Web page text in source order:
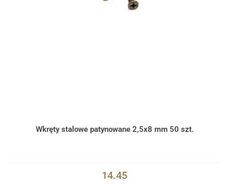
Wkręty stalowe patynowane 2,5x8 mm 50 szt.
14.45